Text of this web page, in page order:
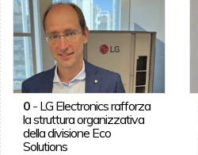
0- LG Electronics rafforza
la struttura organizzativa
della divisione Eco
Solutions